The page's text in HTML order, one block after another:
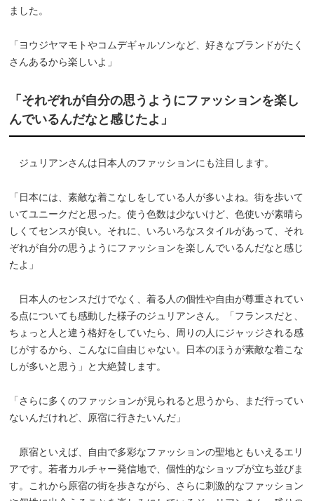
ました。
「ヨウジヤマモトやコムデギャルソンなど、好きなブランドがたく
さんあるから楽しいよ」
「それぞれが自分の思うようにファッションを楽し
んでいるんだなと感じたよ」
ジュリアンさんは日本人のファッションにも注目します。
「日本には、素敵な着こなしをしている人が多いよね。街を歩いて
いてユニークだと思った。使う色数は少ないけど、色使いが素晴ら
しくてセンスが良い。それに、いろいろなスタイルがあって、それ
ぞれが自分の思うようにファッションを楽しんでいるんだなと感じ
たよ」
日本人のセンスだけでなく、着る人の個性や自由が尊重されてい
る点についても感動した様子のジュリアンさん。「フランスだと、
ちょっと人と違う格好をしていたら、周りの人にジャッジされる感
じがするから、こんなに自由じゃない。日本のほうが素敵な着こな
しが多いと思う」と大絶賛します。
「さらに多くのファッションが見られると思うから、まだ行ってい
ないんだけれど、原宿に行きたいんだ」
原宿といえば、自由で多彩なファッションの聖地ともいえるエリ
アです。若者カルチャー発信地で、個性的なショップが立ち並びま
す。これから原宿の街を歩きながら、さらに刺激的なファッション